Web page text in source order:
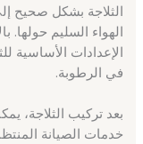
الثلاجة بشكل صحيح
الهواء السليم
الإعدادات الأساسية
في الرطوبة.
بعد تركيب الثلاجة،
خدمات الصيانة